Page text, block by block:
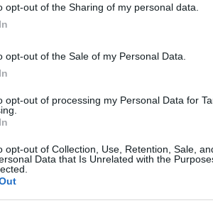
opt-out of the Sharing of my personal data.
opt-out of the Sale of my Personal Data.
opt-out of processing my Personal Data for
opt-out of Collection, Use, Retention, Sale,
Data that Is Unrelated with the
στην κατάταξη που έδινε η
φαινόμενα βίας, συγκέντρωναν
αξιολόγηση των πολιτών.